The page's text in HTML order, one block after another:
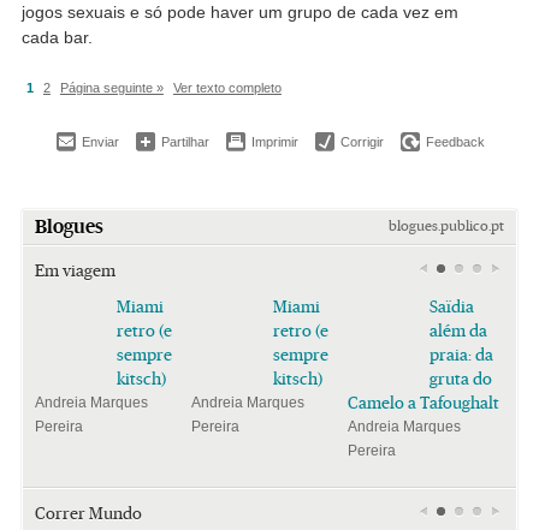
jogos sexuais e só pode haver um grupo de cada vez em
cada bar.
1 2 Página seguinte » Ver texto completo
Enviar Partilhar Imprimir Corrigir Feedback
Blogues blogues.publico.pt
Em viagem
Miami
retro (e
sempre
kitsch)
Andreia Marques
Pereira
Miami
retro (e
sempre
kitsch)
Andreia Marques
Pereira
Saïdia
além da
praia: da
gruta do
Camelo a Tafoughalt
Andreia Marques
Pereira
Correr Mundo